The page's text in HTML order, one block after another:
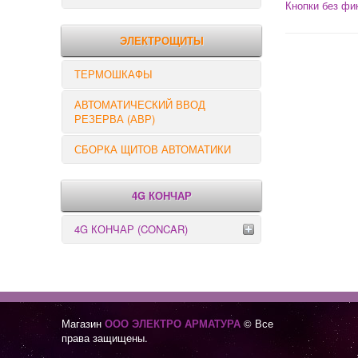
РЕЛЕ КОНТРОЛЯ
ЭЛЕКТРОЩИТЫ
ТЕРМОШКАФЫ
АВТОМАТИЧЕСКИЙ ВВОД
РЕЗЕРВА (АВР)
СБОРКА ЩИТОВ АВТОМАТИКИ
4G КОНЧАР
4G КОНЧАР (CONCAR)
Кнопки без
Магазин ООО ЭЛЕКТРО АРМАТУРА © Все
права защищены.